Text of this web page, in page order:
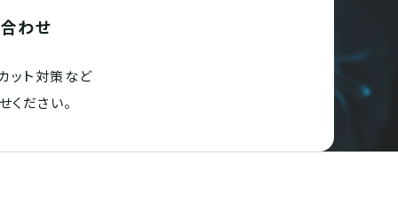
わせ
ット対策など
ださい。